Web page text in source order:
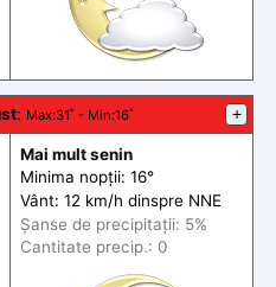
: Max:31˚ - Min:16˚ +
Mai mult senin
Minima nopții: 16°
Vânt: 12 km/h dinspre NNE
Șanse de precipitații: 5%
Cantitate precip.: 0